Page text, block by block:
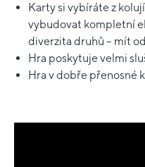
Karty si vybíráte z
vybudovat kompletní
diverzita druhů – mít
Hra poskytuje velmi
Hra v dobře přenosné